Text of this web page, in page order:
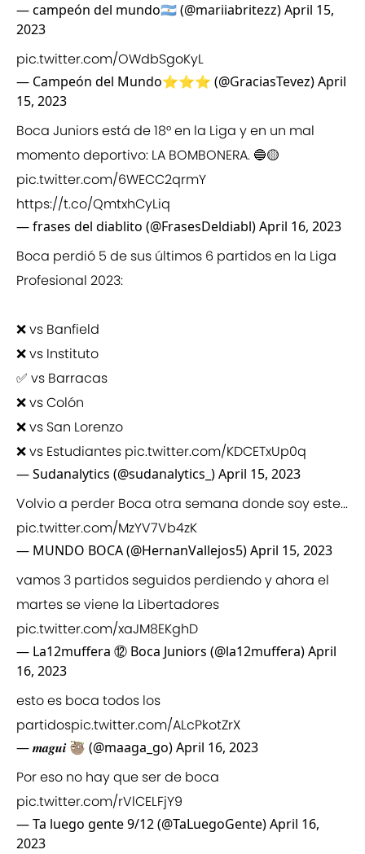
— campeón del mundo🇦🇷 (@mariiabritezz)April 15,
2023
pic.twitter.com/OWdbSgoKyL
— Campeón del Mundo⭐⭐⭐ (@GraciasTevez)April
15, 2023
Boca Juniors está de 18° en la Liga y en un mal
momento deportivo: LA BOMBONERA. 🔵🟡
pic.twitter.com/6WECC2qrmY
https://t.co/QmtxhCyLiq
— frases del diablito (@FrasesDeldiabl)April 16, 2023
Boca perdió 5 de sus últimos 6 partidos en la Liga
Profesional 2023:
❌ vs Banfield
❌ vs Instituto
✅ vs Barracas
❌ vs Colón
❌ vs San Lorenzo
❌ vs Estudiantes pic.twitter.com/KDCETxUp0q
— Sudanalytics (@sudanalytics_)April 15, 2023
Volvio a perder Boca otra semana donde soy este...
pic.twitter.com/MzYV7Vb4zK
— MUNDO BOCA (@HernanVallejos5)April 15, 2023
vamos 3 partidos seguidos perdiendo y ahora el
martes se viene la Libertadores
pic.twitter.com/xaJM8EKghD
— La12muffera ⑫ Boca Juniors (@la12muffera)April
16, 2023
esto es boca todos los
partidospic.twitter.com/ALcPkotZrX
— 𝒎𝒂𝒈𝒖𝒊 🦥 (@maaga_go)April 16, 2023
Por eso no hay que ser de boca
pic.twitter.com/rVlCELFjY9
— Ta luego gente 9/12 (@TaLuegoGente)April 16,
2023